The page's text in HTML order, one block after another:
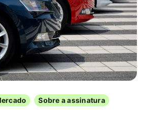
Sobre a assinatura